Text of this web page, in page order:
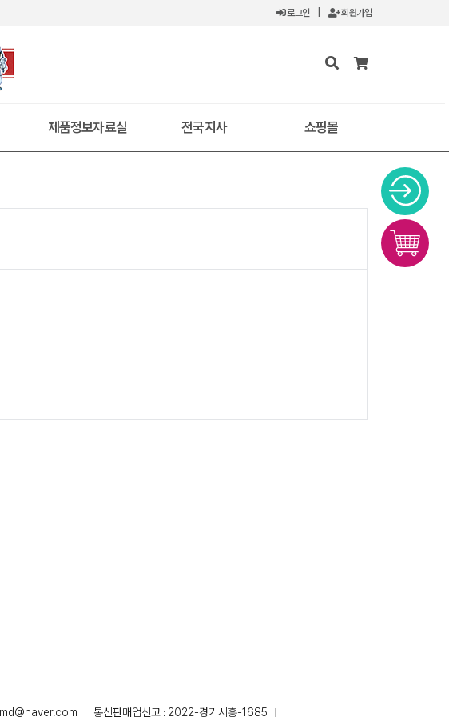
로그인 회원가입
제품정보자료실 전국지사 쇼핑몰
통신판매업신고 : 2022-경기시흥-1685